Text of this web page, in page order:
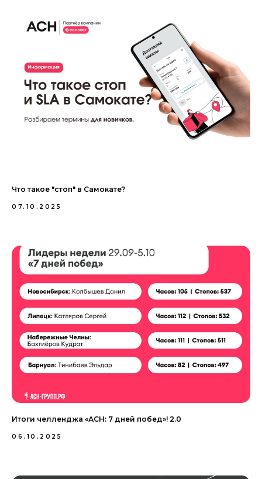
Что такое "стоп" в Самокате?
07.10.2025
Итоги челленджа «АСН: 7 дней побед»! 2.0
06.10.2025